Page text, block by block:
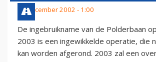
18 december 2002 - 1:00
De ingebruikname van de Polderbaan
2003 is een ingewikkelde operatie, die
kan worden afgerond. 2003 zal een